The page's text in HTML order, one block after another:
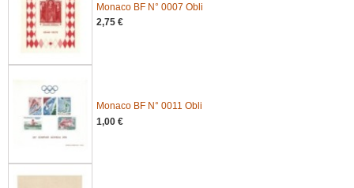
Monaco BF N° 0007 Obli
2,75 €
Monaco BF N° 0011 Obli
1,00 €